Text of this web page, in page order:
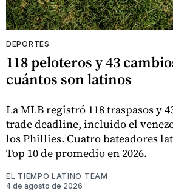
DEPORTES
118 peloteros y 43
cuántos son latinos
La MLB registró 118 traspasos y
trade deadline, incluido el
los Phillies. Cuatro bateadores
Top 10 de promedio en 2026.
EL TIEMPO LATINO TEAM
4 de agosto de 2026